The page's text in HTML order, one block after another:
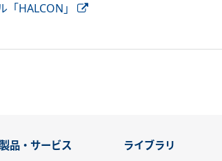
HALCON」
製品・サービス ライブラリ